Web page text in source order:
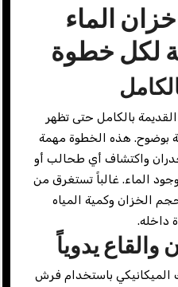
الماء
لكل خطوة
بالكامل حتى تظهر
بوضوح. هذه الخطوة مهمة
واكتشاف أي طحالب أو
الماء. غالباً تستغرق من
حجم الخزان وكمية المياه
داخله.
الميكانيكي باستخدام فرش